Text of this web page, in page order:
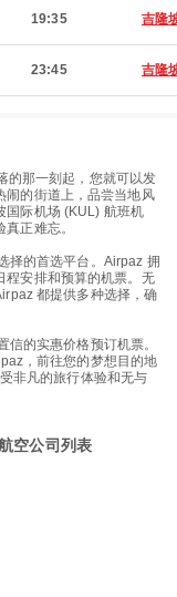
19:35 吉隆
23:45 吉隆
的那一刻起，您就可以发
闹的街道上，品尝当地风
国际机场 (KUL) 航班机
正难忘。
择的首选平台。Airpaz 拥
程安排和预算的机票。无
都提供多种选择，确
的实惠价格预订机票。
，前往您的梦想目的地
非凡的旅行体验和无与
空公司列表